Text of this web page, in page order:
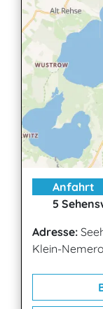
Anfahrt
5
Adresse:
Klein-